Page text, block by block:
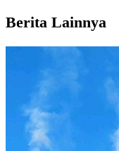
Berita Lainnya